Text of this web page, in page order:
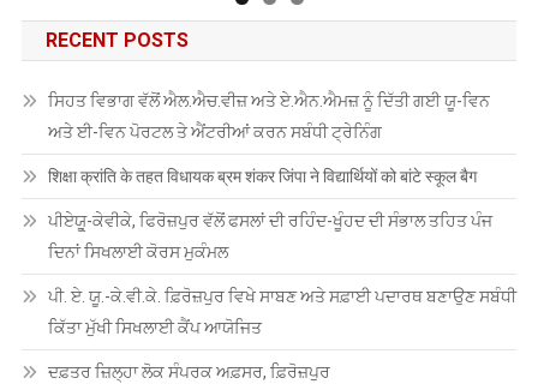
RECENT POSTS
ਸਿਹਤ ਵਿਭਾਗ ਵੱਲੋਂ ਐਲ.ਐਚ.ਵੀਜ਼ ਅਤੇ ਏ.ਐਨ.ਐਮਜ਼ ਨੂੰ ਦਿੱਤੀ ਗਈ ਯੂ-ਵਿਨ
ਅਤੇ ਈ-ਵਿਨ ਪੋਰਟਲ ਤੇ ਐਂਟਰੀਆਂ ਕਰਨ ਸਬੰਧੀ ਟ੍ਰੇਨਿੰਗ
शिक्षा क्रांति के तहत विधायक ब्रम शंकर जिंपा ने विद्यार्थियों को बांटे स्कूल बैग
ਪੀਏਯੂੑ-ਕੇਵੀਕੇ, ਫਿਰੋਜ਼ਪੁਰ ਵੱਲੋਂ ਫਸਲਾਂ ਦੀ ਰਹਿੰਦ-ਖੂੰਹਦ ਦੀ ਸੰਭਾਲ ਤਹਿਤ ਪੰਜ
ਦਿਨਾਂ ਸਿਖਲਾਈ ਕੋਰਸ ਮੁਕੰਮਲ
ਪੀ. ਏ. ਯੂ.-ਕੇ.ਵੀ.ਕੇ. ਫ਼ਿਰੋਜ਼ਪੁਰ ਵਿਖੇ ਸਾਬਣ ਅਤੇ ਸਫ਼ਾਈ ਪਦਾਰਥ ਬਣਾਉਣ ਸਬੰਧੀ
ਕਿੱਤਾ ਮੁੱਖੀ ਸਿਖਲਾਈ ਕੈਂਪ ਆਯੋਜਿਤ
ਦਫ਼ਤਰ ਜ਼ਿਲ੍ਹਾ ਲੋਕ ਸੰਪਰਕ ਅਫ਼ਸਰ, ਫ਼ਿਰੋਜ਼ਪੁਰ